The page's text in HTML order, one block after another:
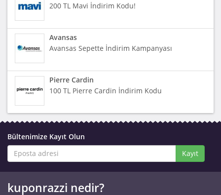
200 TL Mavi İndirim Kodu!
Avansas
Avansas Sepette İndirim Kampanyası
Pierre Cardin
100 TL Pierre Cardin İndirim Kodu
Bültenimize Kayıt Olun
Kayıt
kuponrazzi nedir?